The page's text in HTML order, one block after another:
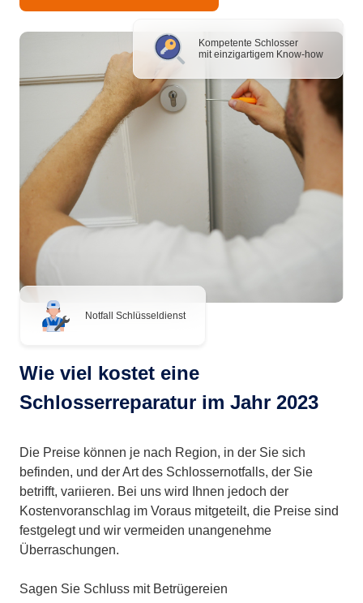
Kompetente Schlosser
mit einzigartigem Know-how
Notfall Schlüsseldienst
Wie viel kostet eine
Schlosserreparatur im Jahr 2023
Die Preise können je nach Region, in der Sie sich
befinden, und der Art des Schlossernotfalls, der Sie
betrifft, variieren. Bei uns wird Ihnen jedoch der
Kostenvoranschlag im Voraus mitgeteilt, die Preise sind
festgelegt und wir vermeiden unangenehme
Überraschungen.
Sagen Sie Schluss mit Betrügereien